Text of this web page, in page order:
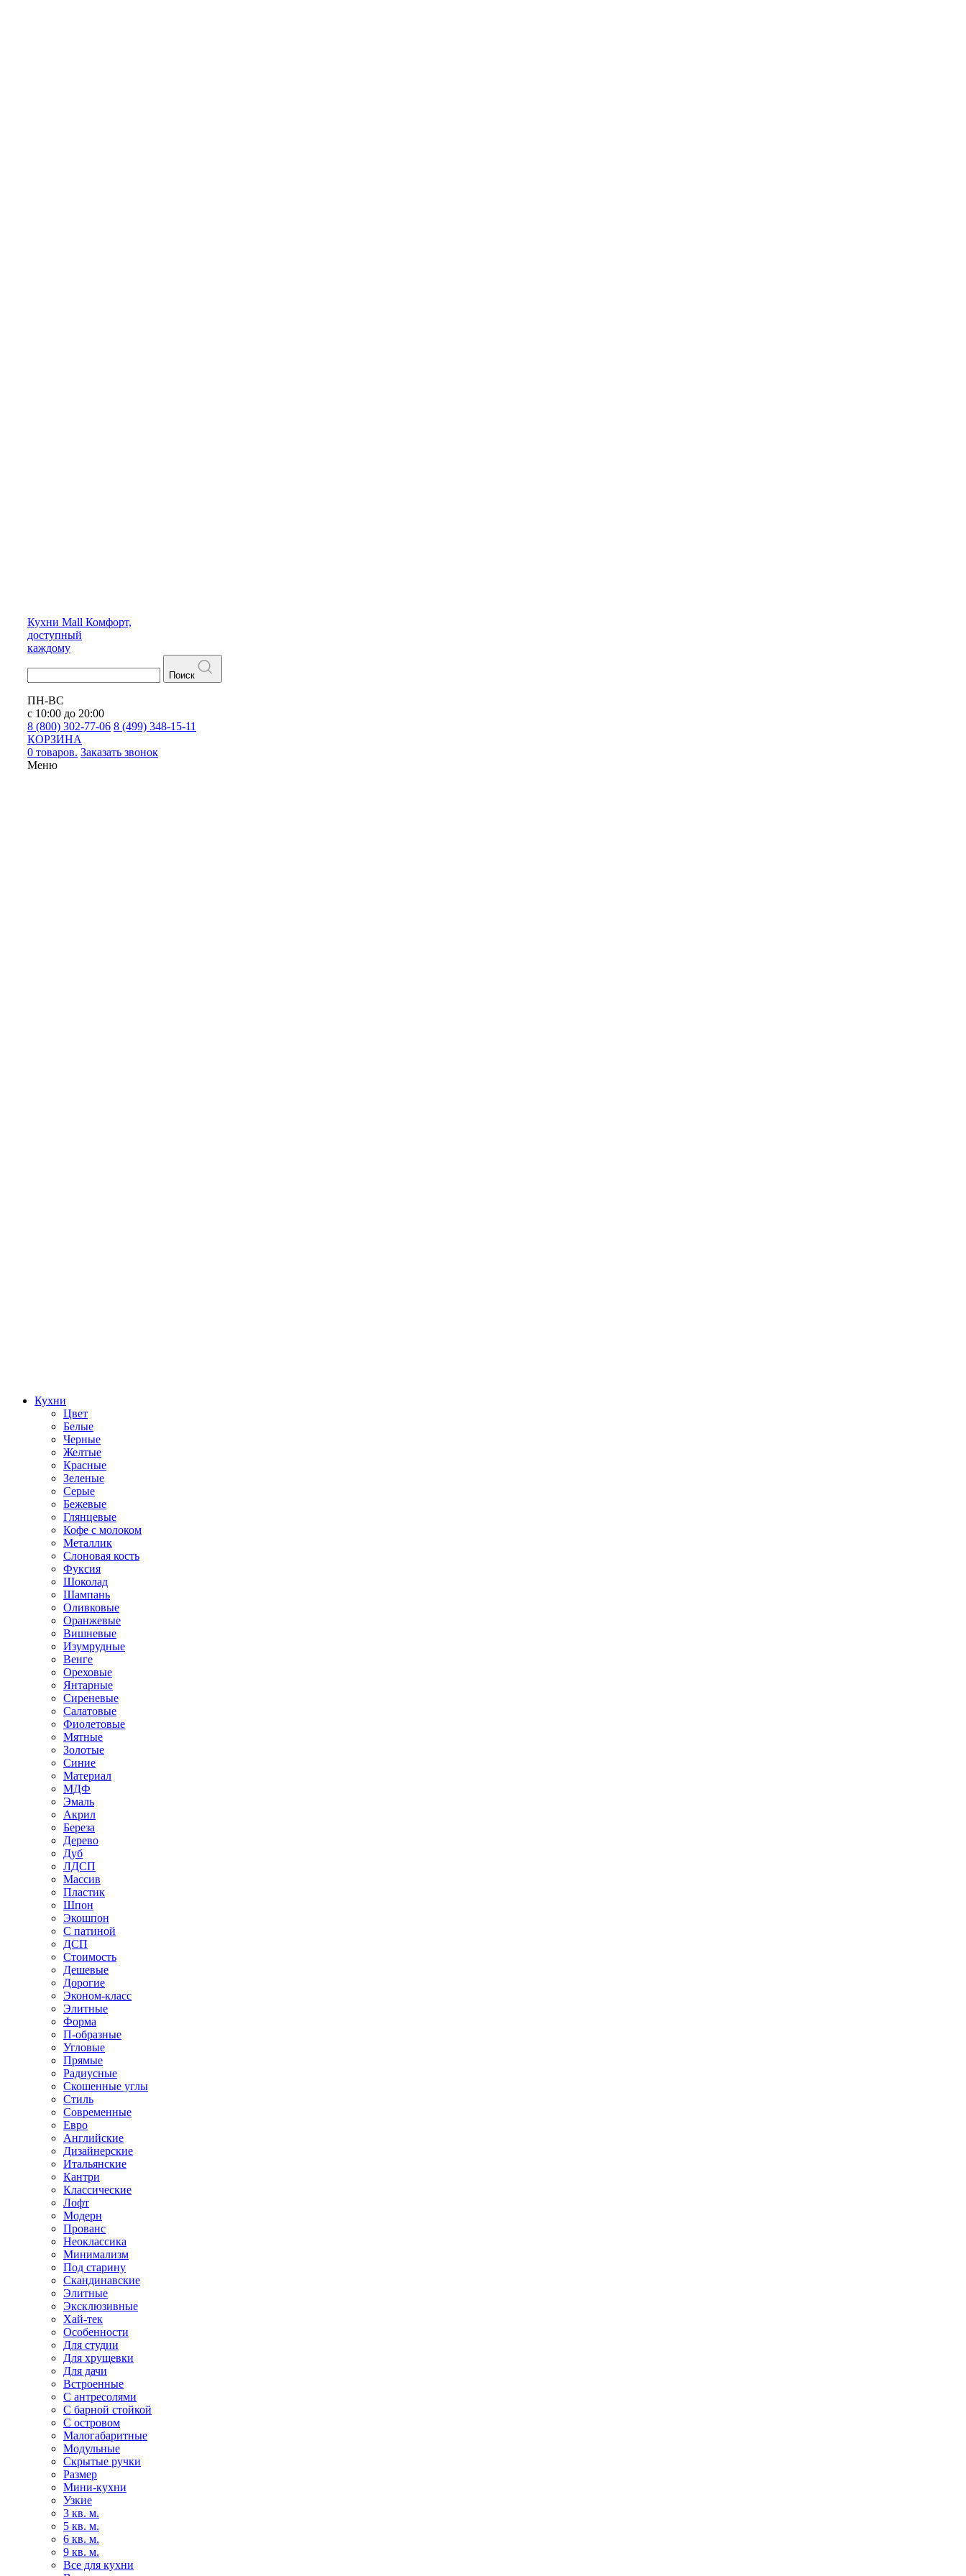
Кухни Mall Комфорт,
доступный
каждому
Поиск
ПН-ВС
с 10:00 до 20:00
8 (800) 302-77-06 8 (499) 348-15-11
КОРЗИНА
0 товаров. Заказать звонок
Меню
Кухни
Цвет
Белые
Черные
Желтые
Красные
Зеленые
Серые
Бежевые
Глянцевые
Кофе с молоком
Металлик
Слоновая кость
Фуксия
Шоколад
Шампань
Оливковые
Оранжевые
Вишневые
Изумрудные
Венге
Ореховые
Янтарные
Сиреневые
Салатовые
Фиолетовые
Мятные
Золотые
Синие
Материал
МДФ
Эмаль
Акрил
Береза
Дерево
Дуб
ЛДСП
Массив
Пластик
Шпон
Экошпон
С патиной
ДСП
Стоимость
Дешевые
Дорогие
Эконом-класс
Элитные
Форма
П-образные
Угловые
Прямые
Радиусные
Скошенные углы
Стиль
Современные
Евро
Английские
Дизайнерские
Итальянские
Кантри
Классические
Лофт
Модерн
Прованс
Неоклассика
Минимализм
Под старину
Скандинавские
Элитные
Эксклюзивные
Хай-тек
Особенности
Для студии
Для хрущевки
Для дачи
Встроенные
С антресолями
С барной стойкой
С островом
Малогабаритные
Модульные
Скрытые ручки
Размер
Мини-кухни
Узкие
3 кв. м.
5 кв. м.
6 кв. м.
9 кв. м.
Все для кухни